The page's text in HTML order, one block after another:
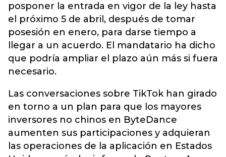
posponer la entrada en vigor de la ley hasta
el próximo 5 de abril, después de tomar
posesión en enero, para darse tiempo a
llegar a un acuerdo. El mandatario ha dicho
que podría ampliar el plazo aún más si fuera
necesario.
Las conversaciones sobre TikTok han girado
en torno a un plan para que los mayores
inversores no chinos en ByteDance
aumenten sus participaciones y adquieran
las operaciones de la aplicación en Estados